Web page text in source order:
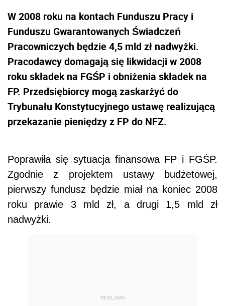
W 2008 roku na kontach Funduszu Pracy i
Funduszu Gwarantowanych Świadczeń
Pracowniczych będzie 4,5 mld zł nadwyżki.
Pracodawcy domagają się likwidacji w 2008
roku składek na FGŚP i obniżenia składek na
FP. Przedsiębiorcy mogą zaskarżyć do
Trybunału Konstytucyjnego ustawę realizującą
przekazanie pieniędzy z FP do NFZ.
Poprawiła się sytuacja finansowa FP i FGŚP.
Zgodnie z projektem ustawy budżetowej,
pierwszy fundusz będzie miał na koniec 2008
roku prawie 3 mld zł, a drugi 1,5 mld zł
nadwyżki.
REKLAMA